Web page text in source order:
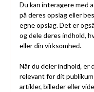
Du kan interagere med
på deres opslag eller
egne opslag. Det er
og dele deres indhold,
eller din virksomhed.
Når du deler indhold,
relevant for dit
artikler, billeder eller